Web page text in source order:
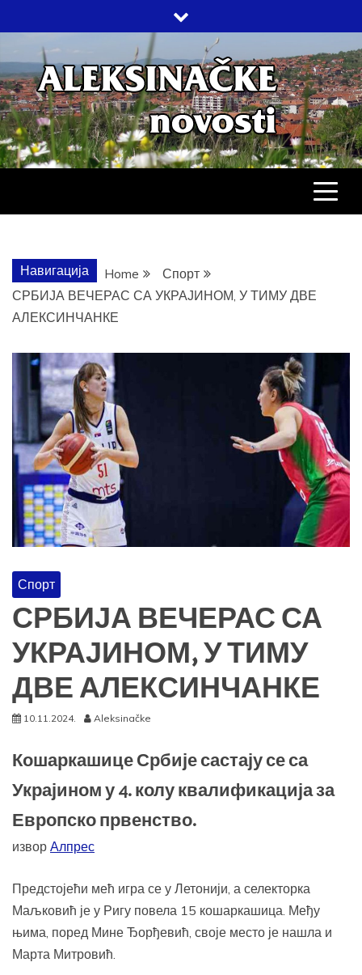
to
content
НОВОСТИ
ДРУШТВО, КУЛТУРА, ЕКОНОМИЈА,
СПОРТ, ПОСЛОВНИ ИМЕНИК,
Навигација Home
Спорт
СРБИЈА ВЕЧЕРАС СА УКРАЈИНОМ, У ТИМУ ДВЕ
АЛЕКСИНЧАНКЕ
Спорт
СРБИЈА ВЕЧЕРАС СА
УКРАЈИНОМ, У ТИМУ
ДВЕ АЛЕКСИНЧАНКЕ
10.11.2024. Aleksinačke
Кошаркашице Србије састају се са
Украјином у 4. колу квалификација за
Европско првенство.
извор Алпрес
Предстојећи мећ игра се у Летонији, а селекторка
Маљковић је у Ригу повела 15 кошаркашица. Међу
њима, поред Мине Ђорђевић, своје место је нашла и
Марта Митровић.